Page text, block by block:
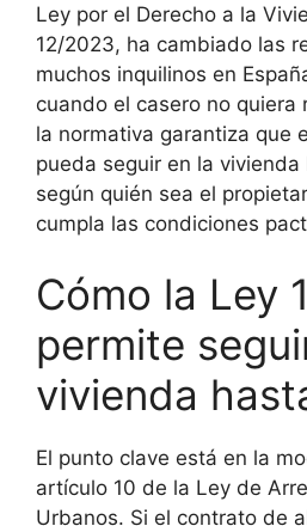
Ley por el Derecho a la
12/2023, ha cambiado las
muchos inquilinos en
cuando el casero no quiera
la normativa garantiza que
pueda seguir en la
según quién sea el
cumpla las condiciones
Cómo la Ley
permite
vivienda
El punto clave está en la
artículo 10 de la Ley de
Urbanos. Si el contrato de